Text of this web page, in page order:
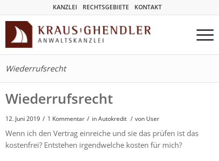
KANZLEI RECHTSGEBIETE KONTAKT
Wiederrufsrecht
Wiederrufsrecht
12. Juni 2019 / 1 Kommentar / inAutokredit / von User
Wenn ich den Vertrag einreiche und sie das prüfen ist das
kostenfrei? Entstehen irgendwelche kosten für mich?